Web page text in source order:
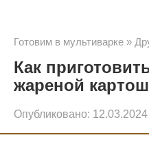
Готовим в мультиварке »
Как
жареной
Опубликовано: 12.03.2024